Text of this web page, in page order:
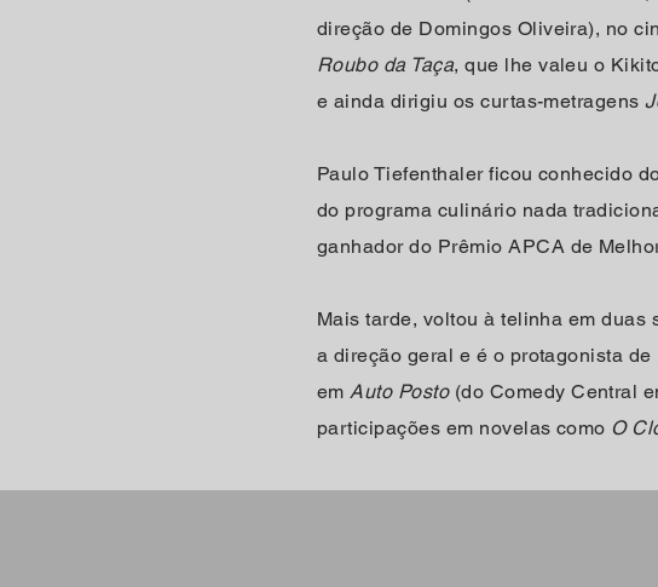
direção de Domingos Oliveira), no
Roubo da Taça, que lhe valeu o
e ainda dirigiu os curtas-metragens
Paulo Tiefenthaler ficou conhecido
do programa culinário nada
ganhador do Prêmio APCA de
Mais tarde, voltou à telinha em duas
a direção geral e é o protagonista de
emAuto Posto(do Comedy Central
participações em novelas como O